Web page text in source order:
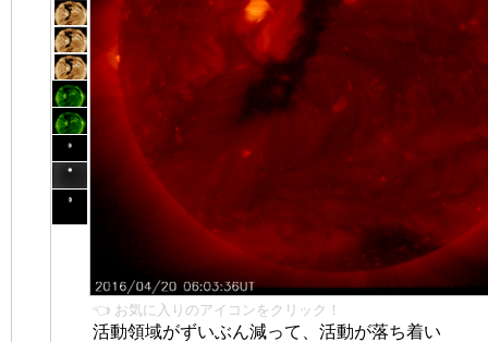
👈 お気に入りのアイコンをクリック！
活動領域がずいぶん減って、活動が落ち着い